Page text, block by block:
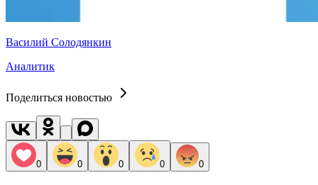
Василий Солодянкин
Аналитик
Поделиться новостью
0 0 0 0 0